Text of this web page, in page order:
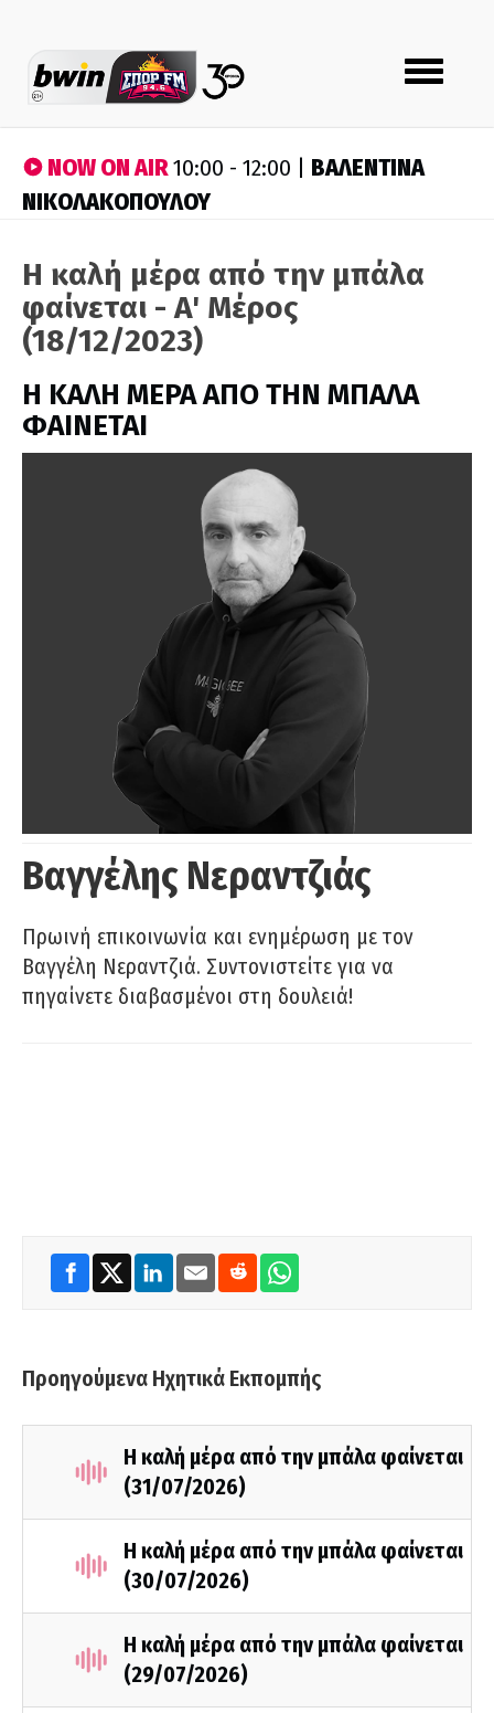
Toggle
navigation
NOW ON AIR10:00 - 12:00 | ΒΑΛΕΝΤΙΝΑ
ΝΙΚΟΛΑΚΟΠΟΥΛΟΥ
Η καλή μέρα από την μπάλα
φαίνεται - A' Mέρος
(18/12/2023)
H ΚΑΛΗ ΜΕΡΑ ΑΠΟ ΤΗΝ ΜΠΑΛΑ
ΦΑΙΝΕΤΑΙ
Βαγγέλης Νεραντζιάς
Πρωινή επικοινωνία και ενημέρωση με τον
Βαγγέλη Νεραντζιά. Συντονιστείτε για να
πηγαίνετε διαβασμένοι στη δουλειά!
Προηγούμενα Ηχητικά Εκπομπής
Η καλή μέρα από την μπάλα φαίνεται
(31/07/2026)
Η καλή μέρα από την μπάλα φαίνεται
(30/07/2026)
Η καλή μέρα από την μπάλα φαίνεται
(29/07/2026)